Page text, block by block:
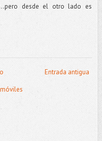
desde el otro lado es
Entrada antigua